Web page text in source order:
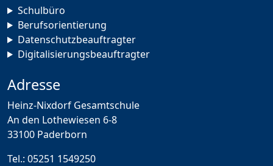
Schulbüro
Berufsorientierung
Datenschutzbeauftragter
Digitalisierungsbeauftragter
Adresse
Heinz-Nixdorf Gesamtschule
An den Lothewiesen 6-8
33100 Paderborn
Tel.: 05251 1549250